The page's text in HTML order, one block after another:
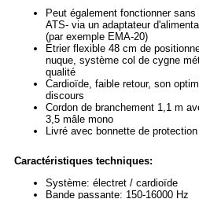
Peut également fonctionner
ATS- via un adaptateur
(par exemple EMA-20)
Etrier flexible 48 cm de
nuque, système col de cygne
qualité
Cardioïde, faible retour, son
discours
Cordon de branchement 1,1 m
3,5 mâle mono
Livré avec bonnette de
Caractéristiques techniques:
Système: électret / cardioïde
Bande passante: 150-16000 Hz